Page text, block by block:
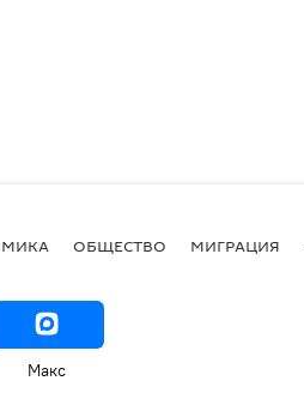
ОБЩЕСТВО МИГРАЦИЯ
Макс